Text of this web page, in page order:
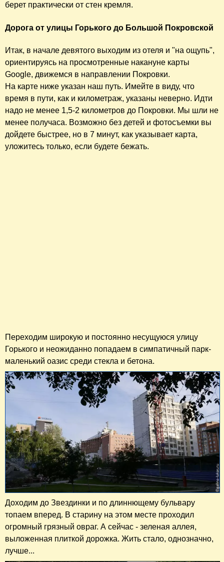
берет практически от стен кремля.
Дорога от улицы Горького до Большой Покровской
Итак, в начале девятого выходим из отеля и "на ощупь",
ориентируясь на просмотренные накануне карты
Google, движемся в направлении Покровки.
На карте ниже указан наш путь. Имейте в виду, что
время в пути, как и километраж, указаны неверно. Идти
надо не менее 1,5-2 километров до Покровки. Мы шли не
менее получаса. Возможно без детей и фотосъемки вы
дойдете быстрее, но в 7 минут, как указывает карта,
уложитесь только, если будете бежать.
Переходим широкую и постоянно несущуюся улицу
Горького и неожиданно попадаем в симпатичный парк-
маленький оазис среди стекла и бетона.
Доходим до Звездинки и по длиннющему бульвару
топаем вперед. В старину на этом месте проходил
огромный грязный овраг. А сейчас - зеленая аллея,
выложенная плиткой дорожка. Жить стало, однозначно,
лучше...